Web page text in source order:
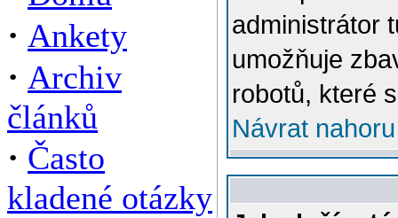
· Ankety
· Archiv
článků
· Často
kladené otázky
administrátor
umožňuje
robotů, které
Návrat nahoru